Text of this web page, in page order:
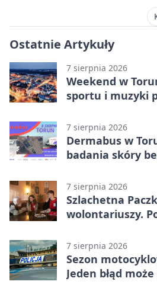
Ostatnie Artykuły
7 sierpnia 2026
Weekend w
sportu i muzyki
7 sierpnia 2026
Dermabus w
badania skóry
7 sierpnia 2026
Szlachetna
wolontariuszy.
7 sierpnia 2026
Sezon
Jeden błąd